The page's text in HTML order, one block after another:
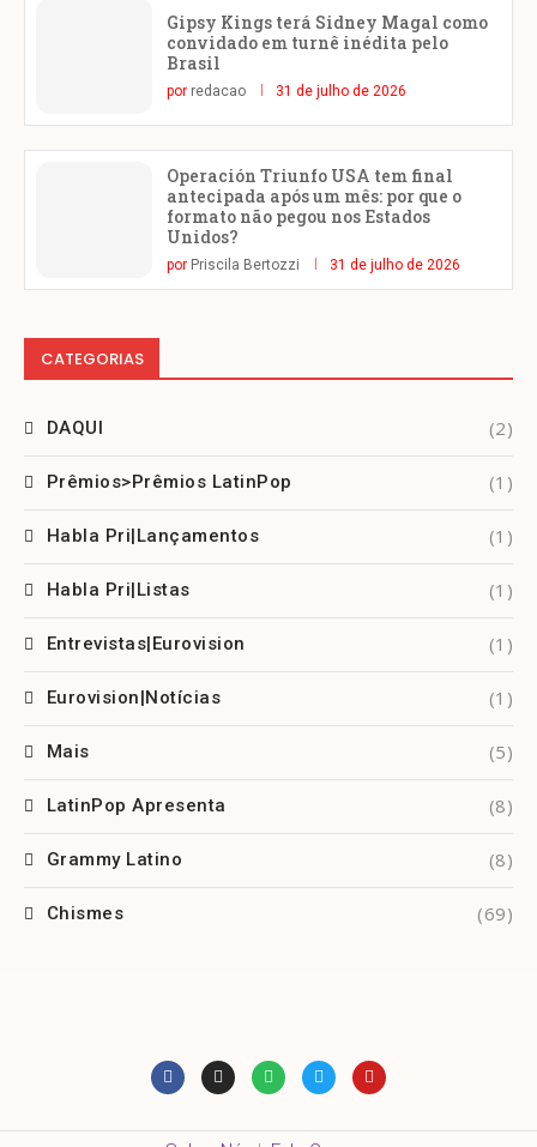
Gipsy Kings terá Sidney Magal como
convidado em turnê inédita pelo
Brasil
por redacao 31 de julho de 2026
Operación Triunfo USA tem final
antecipada após um mês: por que o
formato não pegou nos Estados
Unidos?
por Priscila Bertozzi 31 de julho de 2026
CATEGORIAS
DAQUI (2)
Prêmios>Prêmios LatinPop (1)
Habla Pri|Lançamentos (1)
Habla Pri|Listas (1)
Entrevistas|Eurovision (1)
Eurovision|Notícias (1)
Mais (5)
LatinPop Apresenta (8)
Grammy Latino (8)
Chismes (69)